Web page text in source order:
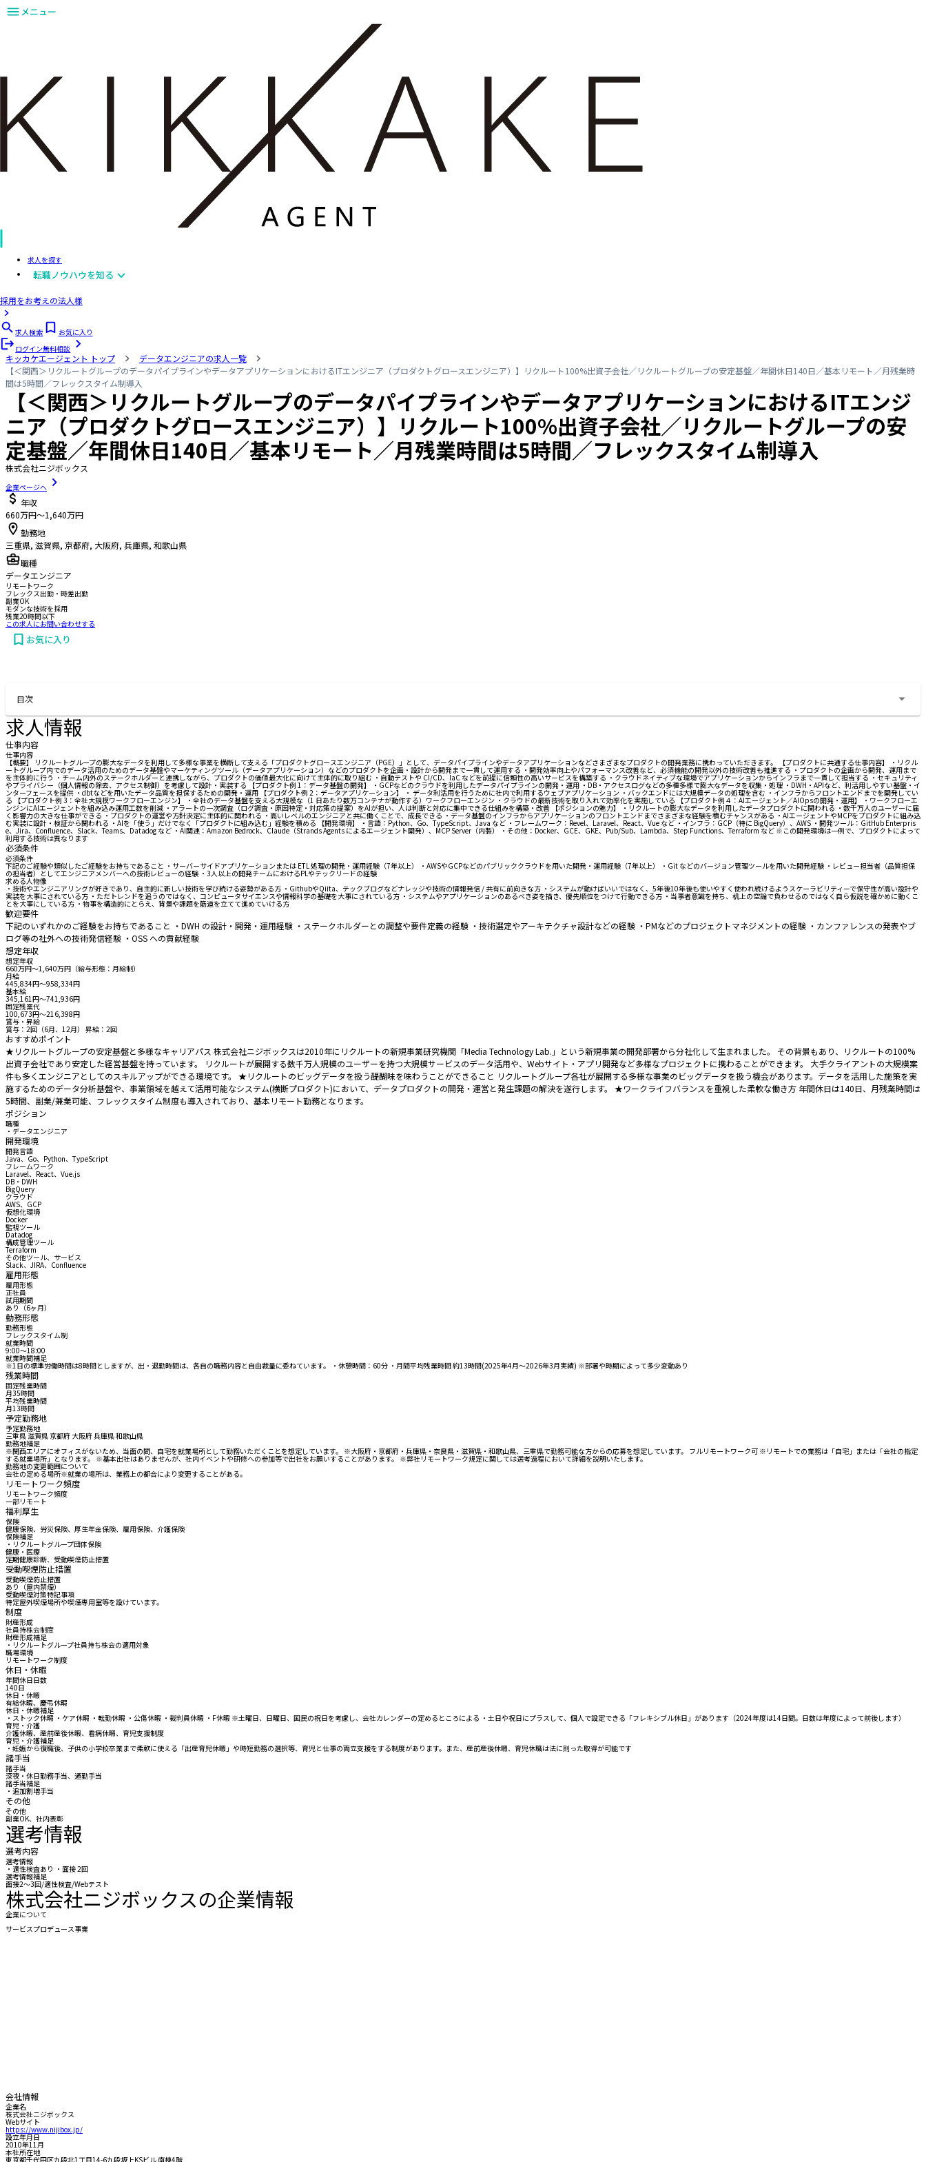
メニュー
求人を探す
転職ノウハウを知る
採用をお考えの法人様
求人検索
お気に入り
ログイン無料相談
キッカケエージェント トップ
データエンジニアの求人一覧
【＜関西＞リクルートグループのデータパイプラインやデータアプリケーションにおけるITエンジニア（プロダクトグロースエンジニア）】リクルート100%出資子会社／リクルートグループの安定基盤／年間休日140日／基本リモート／月残業時
間は5時間／フレックスタイム制導入
【＜関西＞リクルートグループのデータパイプラインやデータアプリケーションにおけるITエンジ
ニア（プロダクトグロースエンジニア）】リクルート100%出資子会社／リクルートグループの安
定基盤／年間休日140日／基本リモート／月残業時間は5時間／フレックスタイム制導入
株式会社ニジボックス
企業ページへ
年収
660万円〜1,640万円
勤務地
三重県, 滋賀県, 京都府, 大阪府, 兵庫県, 和歌山県
職種
データエンジニア
リモートワーク
フレックス出勤・時差出勤
副業OK
モダンな技術を採用
残業20時間以下
この求人にお問い合わせする
お気に入り
目次
求人情報
仕事内容
仕事内容
【概要】 リクルートグループの膨大なデータを利用して多様な事業を横断して支える「プロダクトグロースエンジニア（PGE）」として、データパイプラインやデータアプリケーションなどさまざまなプロダクトの開発業務に携わっていただきます。 【プロダクトに共通する仕事内容】 ・リクル
ートグループ内でのデータ活用のためのデータ基盤やマーケティングツール（データアプリケーション）などのプロダクトを企画・設計から開発まで一貫して運用する ・開発効率向上やパフォーマンス改善など、必須機能の開発以外の技術改善も推進する ・プロダクトの企画から開発、運用まで
を主体的に行う ・チーム内外のステークホルダーと連携しながら、プロダクトの価値最大化に向けて主体的に取り組む ・自動テストや CI/CD、IaC などを前提に信頼性の高いサービスを構築する ・クラウドネイティブな環境でアプリケーションからインフラまで一貫して担当する ・セキュリティ
やプライバシー（個人情報の除去、アクセス制御）を考慮して設計・実装する 【プロダクト例 1：データ基盤の開発】 ・GCPなどのクラウドを利用したデータパイプラインの開発・運用 ・DB・アクセスログなどの多種多様で膨大なデータを収集・処理 ・DWH・APIなど、利活用しやすい基盤・イ
ンターフェースを提供 ・dbtなどを用いたデータ品質を担保するための開発・運用 【プロダクト例 2：データアプリケーション】 ・ データ利活用を行うために社内で利用するウェブアプリケーション ・バックエンドには大規模データの処理を含む ・インフラからフロントエンドまでを開発してい
る 【プロダクト例 3：全社大規模ワークフローエンジン】 ・全社のデータ基盤を支える大規模な（1 日あたり数万コンテナが動作する）ワークフローエンジン ・クラウドの最新技術を取り入れて効率化を実施している 【プロダクト例４：AIエージェント／AIOpsの開発・運用】 ・ワークフローエ
ンジンにAIエージェントを組み込み運用工数を削減 ・アラートの一次調査（ログ調査・原因特定・対応策の提案）をAIが担い、人は判断と対応に集中できる仕組みを構築・改善 【ポジションの魅力】 ・リクルートの膨大なデータを利用したデータプロダクトに関われる ・数千万人のユーザーに届
く影響力の大きな仕事ができる ・プロダクトの運営や方針決定に主体的に関われる ・高いレベルのエンジニアと共に働くことで、成長できる ・データ基盤のインフラからアプリケーションのフロントエンドまでさまざまな経験を積むチャンスがある ・AIエージェントやMCPをプロダクトに組み込
む実装に設計・検証から関われる ・AIを「使う」だけでなく「プロダクトに組み込む」経験を積める 【開発環境】 ・言語：Python、Go、TypeScript、Java など ・フレームワーク：Revel、Laravel、React、Vue など ・インフラ：GCP（特に BigQuery）、AWS ・開発ツール：GitHub Enterpris
e、Jira、Confluence、Slack、Teams、Datadog など ・AI関連：Amazon Bedrock、Claude（Strands Agents によるエージェント開発）、MCP Server（内製） ・その他：Docker、GCE、GKE、Pub/Sub、Lambda、Step Functions、Terraform など ※この開発環境は一例で、プロダクトによって
利用する技術は異なります
必須条件
必須条件
下記のご経験や類似したご経験をお持ちであること ・サーバーサイドアプリケーションまたは ETL 処理の開発・運用経験（7年以上） ・AWSやGCPなどのパブリッククラウドを用いた開発・運用経験（7年以上） ・Git などのバージョン管理ツールを用いた開発経験 ・レビュー担当者（品質担保
の担当者）としてエンジニアメンバーへの技術レビューの経験 ・3人以上の開発チームにおけるPLやテックリードの経験
求める人物像
・技術やエンジニアリングが好きであり、自主的に新しい技術を学び続ける姿勢がある方 ・GithubやQiita、テックブログなどナレッジや技術の情報発信 / 共有に前向きな方 ・システムが動けばいいではなく、5年後10年後も使いやすく使われ続けるようスケーラビリティーで保守性が高い設計や
実装を大事にされている方 ・ただトレンドを追うのではなく、コンピュータサイエンスや情報科学の基礎を大事にされている方 ・システムやアプリケーションのあるべき姿を描き、優先順位をつけて行動できる方 ・当事者意識を持ち、机上の空論で負わせるのではなく自ら仮説を確かめに動くこ
とを大事にしている方 ・物事を構造的にとらえ、背景や課題を筋道を立てて進めていける方
歓迎要件
下記のいずれかのご経験をお持ちであること ・DWH の設計・開発・運用経験 ・ステークホルダーとの調整や要件定義の経験 ・技術選定やアーキテクチャ設計などの経験 ・PMなどのプロジェクトマネジメントの経験 ・カンファレンスの発表やブ
ログ等の社外への技術発信経験 ・OSS への貢献経験
想定年収
想定年収
660万円〜1,640万円（給与形態：月給制）
月給
445,834円〜958,334円
基本給
345,161円〜741,936円
固定残業代
100,673円〜216,398円
賞与・昇給
賞与：2回（6月、12月） 昇給：2回
おすすめポイント
★リクルートグループの安定基盤と多様なキャリアパス 株式会社ニジボックスは2010年にリクルートの新規事業研究機関「Media Technology Lab.」という新規事業の開発部署から分社化して生まれました。 その背景もあり、リクルートの100%
出資子会社であり安定した経営基盤を持っています。 リクルートが展開する数千万人規模のユーザーを持つ大規模サービスのデータ活用や、Webサイト・アプリ開発など多様なプロジェクトに携わることができます。 大手クライアントの大規模案
件も多くエンジニアとしてのスキルアップができる環境です。 ★リクルートのビッグデータを扱う醍醐味を味わうことができること リクルートグループ各社が展開する多様な事業のビッグデータを扱う機会があります。データを活用した施策を実
施するためのデータ分析基盤や、事業領域を越えて活用可能なシステム(横断プロダクト)において、データプロダクトの開発・運営と発生課題の解決を遂行します。 ★ワークライフバランスを重視した柔軟な働き方 年間休日は140日、月残業時間は
5時間、副業/兼業可能、フレックスタイム制度も導入されており、基本リモート勤務となります。
ポジション
職種
・データエンジニア
開発環境
開発言語
Java、Go、Python、TypeScript
フレームワーク
Laravel、React、Vue.js
DB・DWH
BigQuery
クラウド
AWS、GCP
仮想化環境
Docker
監視ツール
Datadog
構成管理ツール
Terraform
その他ツール、サービス
Slack、JIRA、Confluence
雇用形態
雇用形態
正社員
試用期間
あり（6ヶ月）
勤務形態
勤務形態
フレックスタイム制
就業時間
9:00〜18:00
就業時間補足
※1日の標準労働時間は8時間としますが、出・退勤時間は、各自の職務内容と自由裁量に委ねています。 ・休憩時間：60分 ・月間平均残業時間 約13時間(2025年4月〜2026年3月実績) ※部署や時期によって多少変動あり
残業時間
固定残業時間
月35時間
平均残業時間
月13時間
予定勤務地
予定勤務地
三重県 滋賀県 京都府 大阪府 兵庫県 和歌山県
勤務地補足
※関西エリアにオフィスがないため、当面の間、自宅を就業場所として勤務いただくことを想定しています。 ※大阪府・京都府・兵庫県・奈良県・滋賀県・和歌山県、三重県で勤務可能な方からの応募を想定しています。 フルリモートワーク可 ※リモートでの業務は「自宅」または「会社の指定
する就業場所」となります。 ※基本出社はありませんが、社内イベントや研修への参加等で出社をお願いすることがあります。 ※弊社リモートワーク規定に関しては選考過程において詳細を説明いたします。
勤務地の変更範囲について
会社の定める場所※就業の場所は、業務上の都合により変更することがある。
リモートワーク頻度
リモートワーク頻度
一部リモート
福利厚生
保険
健康保険、労災保険、厚生年金保険、雇用保険、介護保険
保険補足
・リクルートグループ団体保険
健康・医療
定期健康診断、受動喫煙防止措置
受動喫煙防止措置
受動喫煙防止措置
あり（屋内禁煙）
受動喫煙対策特記事項
特定屋外喫煙場所や喫煙専用室等を設けています。
制度
財産形成
社員持株会制度
財産形成補足
・リクルートグループ社員持ち株会の適用対象
職場環境
リモートワーク制度
休日・休暇
年間休日日数
140日
休日・休暇
有給休暇、慶弔休暇
休日・休暇補足
・ストック休暇 ・ケア休暇 ・転勤休暇 ・公傷休暇 ・裁判員休暇 ・F休暇 ※土曜日、日曜日、国民の祝日を考慮し、会社カレンダーの定めるところによる ・土日や祝日にプラスして、個人で設定できる「フレキシブル休日」があります（2024年度は14日間。日数は年度によって前後します）
育児・介護
介護休暇、産前産後休暇、看病休暇、育児支援制度
育児・介護補足
・妊娠から復職後、子供の小学校卒業まで柔軟に使える「出産育児休暇」や時短勤務の選択等、育児と仕事の両立支援をする制度があります。また、産前産後休暇、育児休職は法に則った取得が可能です
諸手当
諸手当
深夜・休日勤務手当、通勤手当
諸手当補足
・追加割増手当
その他
その他
副業OK、社内表彰
選考情報
選考内容
選考情報
・適性検査あり ・面接 2回
選考情報補足
面接2〜3回/適性検査/Webテスト
株式会社ニジボックスの企業情報
企業について
サービスプロデュース事業
会社情報
企業名
株式会社ニジボックス
Webサイト
https://www.nijibox.jp/
設立年月日
2010年11月
本社所在地
東京都千代田区九段北1丁目14-6九段坂上KSビル 南棟4階